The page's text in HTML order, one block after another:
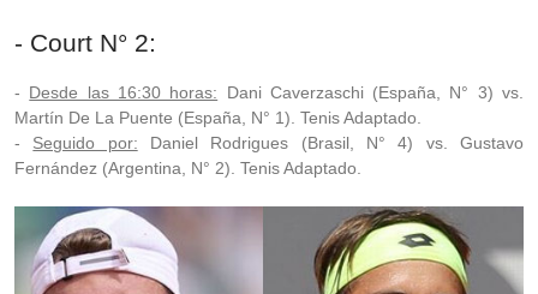
- Court N° 2:
- Desde las 16:30 horas: Dani Caverzaschi (España, N° 3) vs.
Martín De La Puente (España, N° 1). Tenis Adaptado.
- Seguido por: Daniel Rodrigues (Brasil, N° 4) vs. Gustavo
Fernández (Argentina, N° 2). Tenis Adaptado.